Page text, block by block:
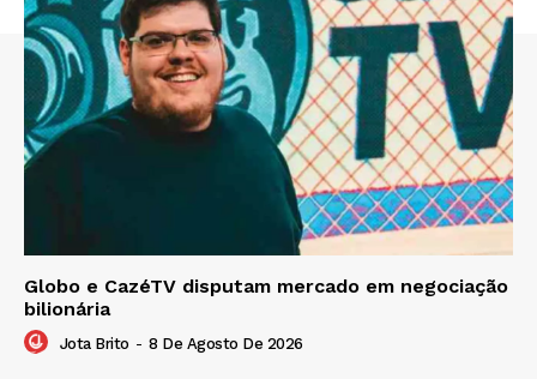
Globo e CazéTV disputam mercado em negociação
bilionária
Jota Brito - 8 De Agosto De 2026